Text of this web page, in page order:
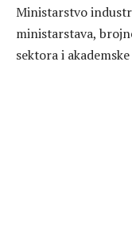
Ministarstvo
ministarstava,
sektora i